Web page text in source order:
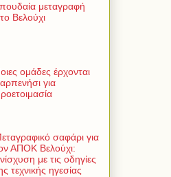
μεταγραφή
Βελούχι
ομάδες έρχονται
για
σαφάρι για
ΑΠΟΚ Βελούχι:
με τις οδηγίες
τεχνικής ηγεσίας